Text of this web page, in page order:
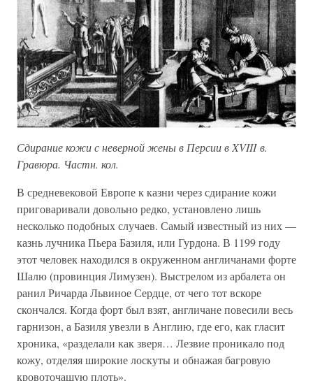
Сдирание кожи с неверной жены в Персии в XVIII в.
Гравюра. Частн. кол.
В средневековой Европе к казни через сдирание кожи
приговаривали довольно редко, установлено лишь
несколько подобных случаев. Самый известный из них —
казнь лучника Пьера Базиля, или Гурдона. В 1199 году
этот человек находился в окруженном англичанами форте
Шалю (провинция Лимузен). Выстрелом из арбалета он
ранил Ричарда Львиное Сердце, от чего тот вскоре
скончался. Когда форт был взят, англичане повесили весь
гарнизон, а Базиля увезли в Англию, где его, как гласит
хроника, «разделали как зверя… Лезвие проникало под
кожу, отделяя широкие лоскуты и обнажая багровую
кровоточащую плоть».